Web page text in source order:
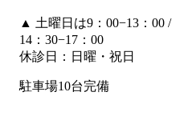
▲ 土曜日は9：00−13：00 /
14：30−17：00
休診日：日曜・祝日
駐車場10台完備